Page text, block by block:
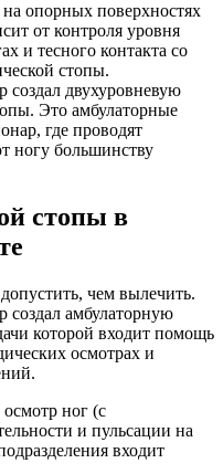
от контроля уровня
и тесного контакта со
стопы.
двухуровневую
Это амбулаторные
где проводят
ногу большинству
стопы в
чем вылечить.
амбулаторную
которой входит помощь
осмотрах и
ног (с
и пульсации на
входит